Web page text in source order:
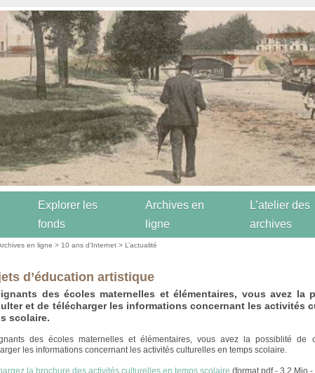
Explorer les
fonds
Archives en
ligne
L’atelier des
archives
en ligne > 10 ans d’Internet >L’actualité
d’éducation artistique
des écoles maternelles et élémentaires, vous avez la
et de télécharger les informations concernant les activités
scolaire.
des écoles maternelles et élémentaires, vous avez la possiblité de
les informations concernant les activités culturelles en temps scolaire.